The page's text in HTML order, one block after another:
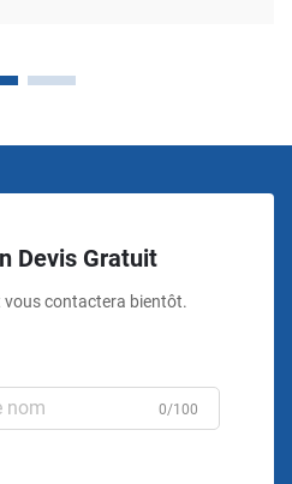
Devis Gratuit
contactera bientôt.
0/100